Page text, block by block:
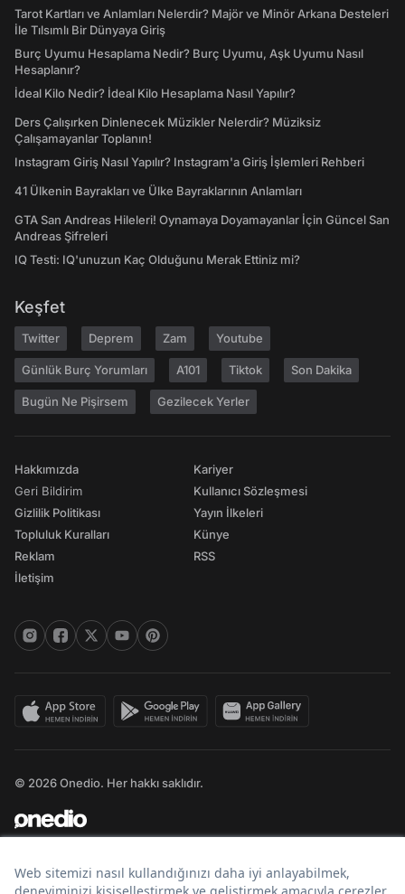
Tarot Kartları ve Anlamları Nelerdir? Majör ve Minör Arkana Desteleri
İle Tılsımlı Bir Dünyaya Giriş
Burç Uyumu Hesaplama Nedir? Burç Uyumu, Aşk Uyumu Nasıl
Hesaplanır?
İdeal Kilo Nedir? İdeal Kilo Hesaplama Nasıl Yapılır?
Ders Çalışırken Dinlenecek Müzikler Nelerdir? Müziksiz
Çalışamayanlar Toplanın!
Instagram Giriş Nasıl Yapılır? Instagram'a Giriş İşlemleri Rehberi
41 Ülkenin Bayrakları ve Ülke Bayraklarının Anlamları
GTA San Andreas Hileleri! Oynamaya Doyamayanlar İçin Güncel San
Andreas Şifreleri
IQ Testi: IQ'unuzun Kaç Olduğunu Merak Ettiniz mi?
Keşfet
Twitter Deprem Zam Youtube
Günlük Burç Yorumları A101 Tiktok Son Dakika
Bugün Ne Pişirsem Gezilecek Yerler
Hakkımızda
Geri Bildirim
Gizlilik Politikası
Topluluk Kuralları
Reklam
İletişim
Kariyer
Kullanıcı Sözleşmesi
Yayın İlkeleri
Künye
RSS
© 2026 Onedio. Her hakkı saklıdır.
Bir markasıdır.